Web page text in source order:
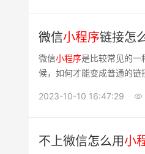
微信小程序链接怎
微信小程序是比较常见的一
候，如何才能变成普通的链
2023-10-10 16:47:29
不上微信怎么用小